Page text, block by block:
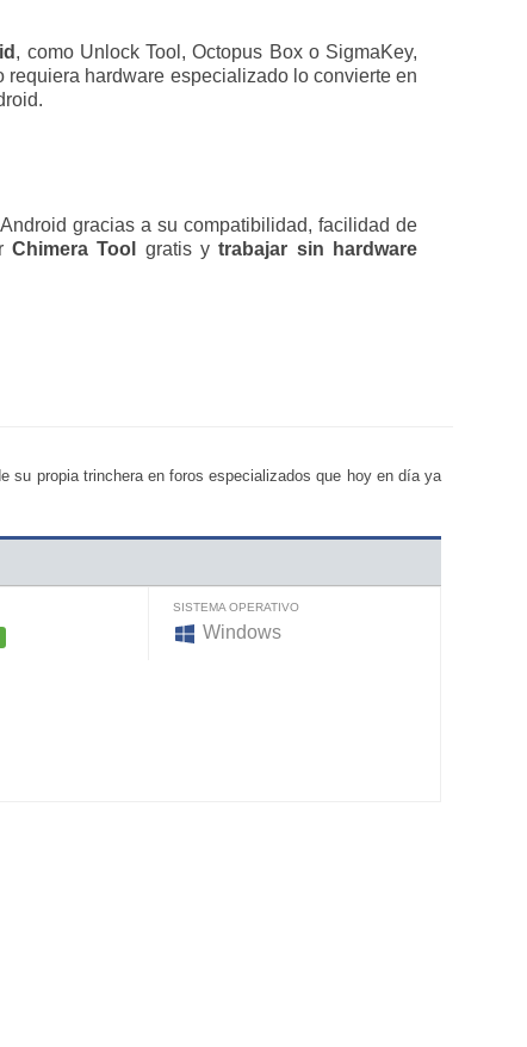
, como Unlock Tool, Octopus Box o SigmaKey,
hardware especializado lo convierte en
gracias a su compatibilidad, facilidad de
Chimera Tool gratis ytrabajar sin hardware
su propia trinchera en foros especializados que hoy en día ya
SISTEMA OPERATIVO
Windows